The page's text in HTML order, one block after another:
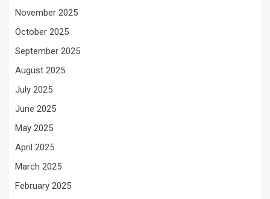
November 2025
October 2025
September 2025
August 2025
July 2025
June 2025
May 2025
April 2025
March 2025
February 2025